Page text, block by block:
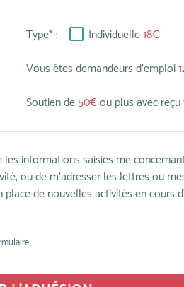
Type* : Individuelle18€
Vous êtes demandeurs d'emploi
Soutien de50€ou plus avec
informations saisies me
ou de m’adresser les lettres ou
de nouvelles activités en cours